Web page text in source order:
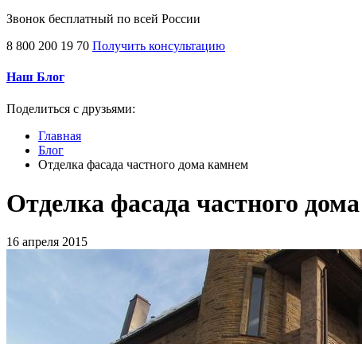
Звонок бесплатный по всей России
8 800 200 19 70 Получить консультацию
Наш Блог
Поделиться с друзьями:
Главная
Блог
Отделка фасада частного дома камнем
Отделка фасада частного
16 апреля 2015